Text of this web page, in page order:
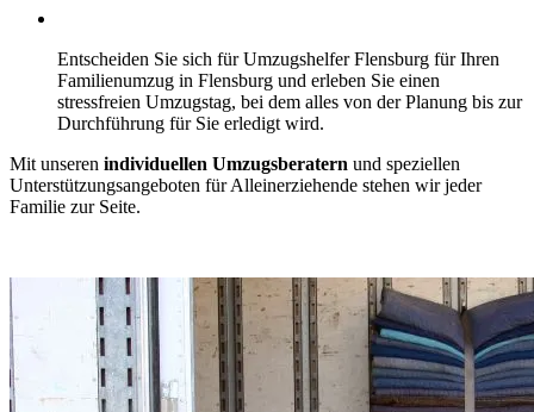
Entscheiden Sie sich für Umzugshelfer Flensburg für Ihren
Familienumzug in Flensburg und erleben Sie einen
stressfreien Umzugstag, bei dem alles von der Planung bis zur
Durchführung für Sie erledigt wird.
Mit unseren individuellen Umzugsberatern und speziellen
Unterstützungsangeboten für Alleinerziehende stehen wir jeder
Familie zur Seite.